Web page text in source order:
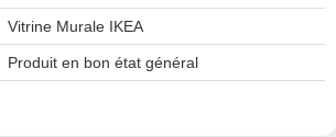
Vitrine Murale IKEA
Produit en bon état général